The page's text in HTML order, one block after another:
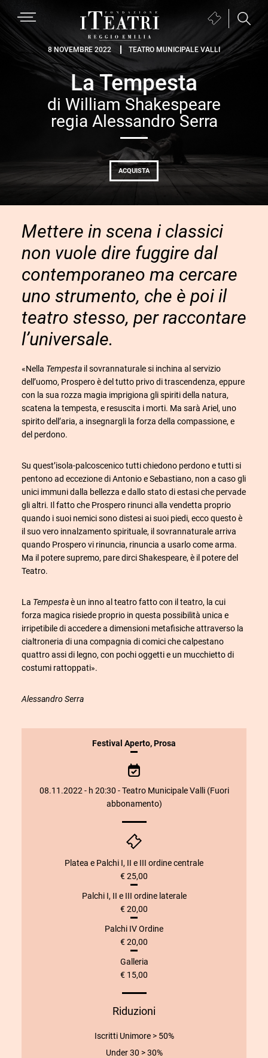
navigazione
primaria
contenuto
principale
Fondazione
I
Teatri
Reggio
Emilia
Biglietteria
(si
apre
in
8 NOVEMBRE 2022 TEATRO MUNICIPALE VALLI
La Tempesta
di William Shakespeare
regia Alessandro Serra
ACQUISTA
Mettere in scena i classici
non vuole dire fuggire dal
contemporaneo ma cercare
uno strumento, che è poi il
teatro stesso, per raccontare
l’universale.
«Ne lla Tempesta il sovrannaturale si inchina al servizio
dell’uomo, Prospero è del tutto privo di trascendenza, eppure
con la sua rozza magia imprigiona gli spiriti della natura,
scatena la tempesta, e resuscita i morti. Ma sarà Ariel, uno
spirito dell’aria, a insegnargli la forza della compassione, e
del perdono.
Su quest’isola-palcoscenico tutti chiedono perdono e tutti si
pentono ad eccezione di Antonio e Sebastiano, non a caso gli
unici immuni dalla bellezza e dallo stato di estasi che pervade
gli altri. Il fatto che Prospero rinunci alla vendetta proprio
quando i suoi nemici sono distesi ai suoi piedi, ecco questo è
il suo vero innalzamento spirituale, il sovrannaturale arriva
quando Prospero vi rinuncia, rinuncia a usarlo come arma.
Ma il potere supremo, pare dirci Shakespeare, è il potere del
Teatro.
La Tempestaè un inno al teatro fatto con il teatro, la cui
forza magica risiede proprio in questa possibilità unica e
irripetibile di accedere a dimensioni metafisiche attraverso la
cialtroneria di una compagnia di comici che calpestano
quattro assi di legno, con pochi oggetti e un mucchietto di
costumi rattoppati».
Alessandro Serra
INFORMAZIONI
Festival Aperto,Prosa
08.11.2022 - h 20:30 - Teatro Municipale Valli (Fuori
abbonamento)
Platea e Palchi I, II e III ordine centrale
€ 25,00
Palchi I, II e III ordine laterale
€ 20,00
Palchi IV Ordine
€ 20,00
Galleria
€ 15,00
Riduzioni
Iscritti Unimore > 50%
Under 30 > 30%